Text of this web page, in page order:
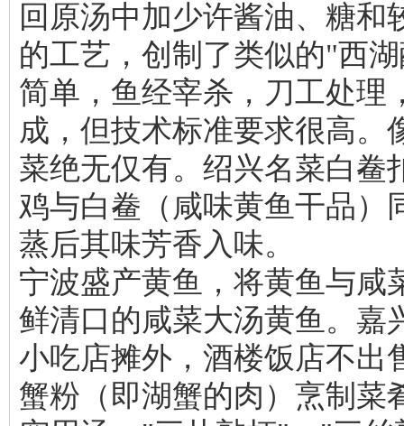
回原汤中加少许酱油、糖和
的工艺，创制了类似的"西
简单，鱼经宰杀，刀工处理
成，但技术标准要求很高。
菜绝无仅有。绍兴名菜白鲞
鸡与白鲞（咸味黄鱼干品）
蒸后其味芳香入味。
宁波盛产黄鱼，将黄鱼与咸
鲜清口的咸菜大汤黄鱼。嘉
小吃店摊外，酒楼饭店不出
蟹粉（即湖蟹的肉）烹制菜